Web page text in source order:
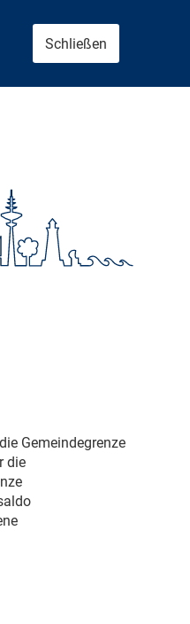
Schließen
Gemeindegrenze
die